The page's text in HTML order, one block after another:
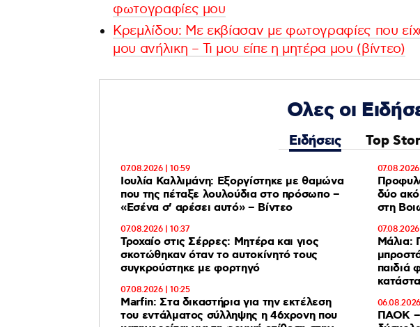
φωτογραφίες μου
Κρεμλίδου: Με εκβίασαν με φωτογραφίες που
μου ανήλικη – Τι μου είπε η μητέρα μου (βίντεο)
Ολες οι
Ειδήσεις Top
07.08.2026 | 10:59
Ιουλία Καλλιμάνη: Εξοργίστηκε με θαμώνα
που της πέταξε λουλούδια στο πρόσωπο –
«Εσένα σ’ αρέσει αυτό» – Βίντεο
07.08.2026 | 10:37
Τροχαίο στις Σέρρες: Μητέρα και γιος
σκοτώθηκαν όταν το αυτοκίνητό τους
συγκρούστηκε με φορτηγό
07.08.2026 | 10:25
Marfin: Στα δικαστήρια για την εκτέλεση
του εντάλματος σύλληψης η 46χρονη που
δύο
στη
Μάλια:
μπροστά
παιδιά
ΠΑΟΚ –